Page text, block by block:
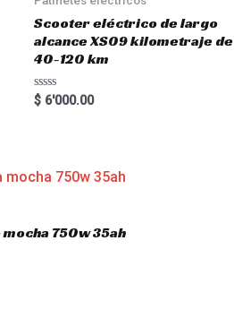
Scooter eléctrico de largo
alcance XS09 kilometraje de
40-120 km
R
a
o
u
5
$6'000.00
750w 35ah